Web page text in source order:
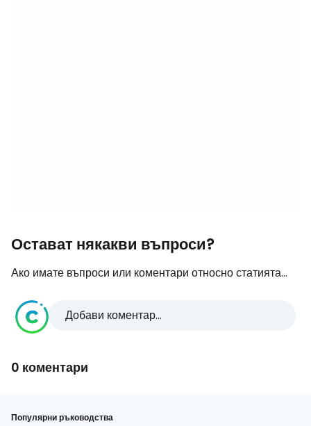
Остават някакви въпроси?
Ако имате въпроси или коментари относно статията...
Добави коментар...
0 коментари
Популярни ръководства